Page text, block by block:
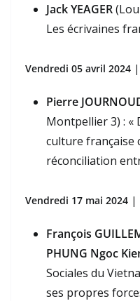
Jack YEAGER
Les écrivaines
Vendredi 05 avril 2024
Pierre
Montpellier 3) : «
culture française
réconciliation
Vendredi 17 mai 2024 |
François
PHUNG Ngoc
Sociales du
ses propres